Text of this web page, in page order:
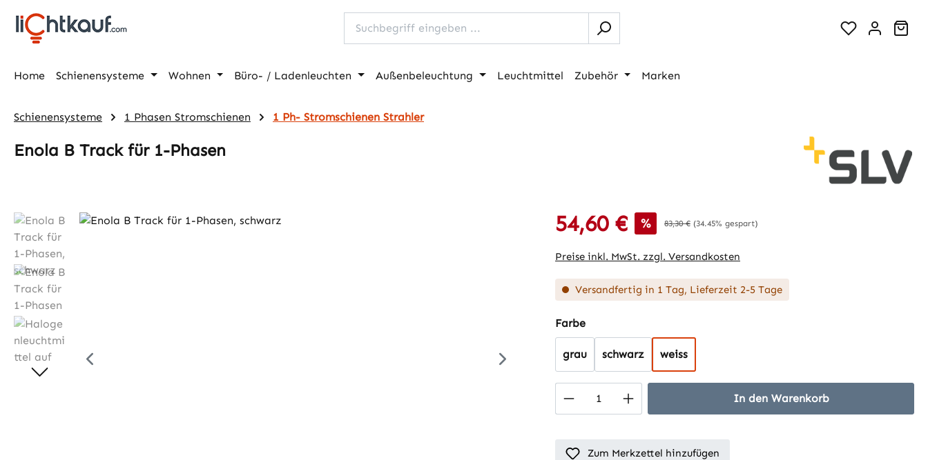
Hauptinhalt springen
Zur Suche springen
Zur Hauptnavigation springen
Home Schienensysteme Wohnen Büro- / Ladenleuchten Außenbeleuchtung Leuchtmittel Zubehör Marken
Schienensysteme 1 Phasen Stromschienen 1 Ph- Stromschienen Strahler
Enola B Track für 1-Phasen
Bildergalerie überspringen Verkaufspreis:
54,60 € % Regulärer Preis:
83,30 € (34.45% gespart)
Preise inkl. MwSt. zzgl. Versandkosten
Versandfertig in 1 Tag, Lieferzeit 2-5 Tage
Farbeauswählen
grau schwarz weiss
Produkt Anzahl: Gib den gewünschten Wert
In den Warenkorb
Zum Merkzettel hinzufügen